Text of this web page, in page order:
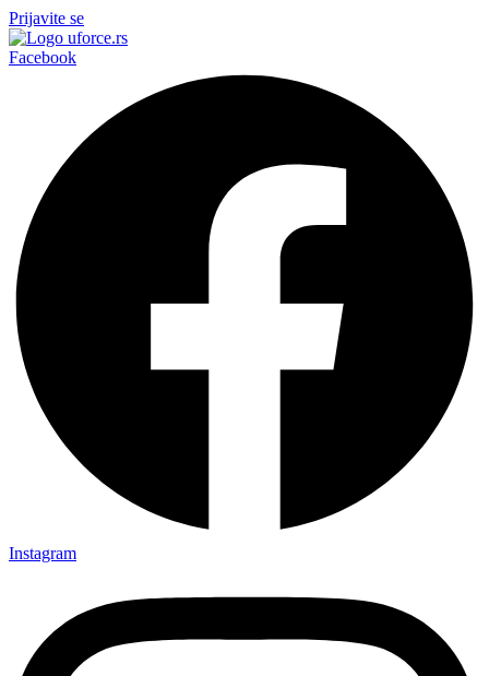
Prijavite se
Facebook
Instagram